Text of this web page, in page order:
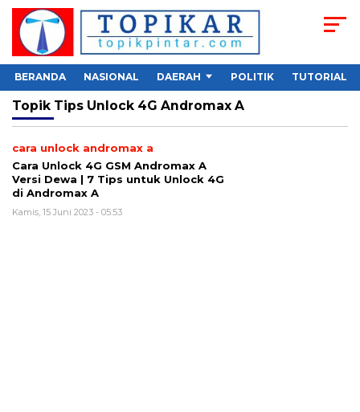
BERANDA NASIONAL DAERAH POLITIK TUTORIAL
Topik Tips Unlock 4G Andromax A
cara unlock andromax a
Cara Unlock 4G GSM Andromax A
Versi Dewa | 7 Tips untuk Unlock 4G
di Andromax A
Kamis, 15 Juni 2023 - 05:53